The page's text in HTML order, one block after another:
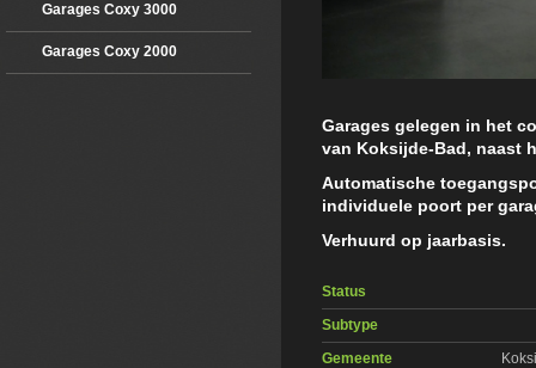
Garages Coxy 3000
Garages Coxy 2000
Garages gelegen in het
van Koksijde-Bad, naast
Automatische
individuele poort per
Verhuurd op jaarbasis.
Status
Subtype
Gemeente